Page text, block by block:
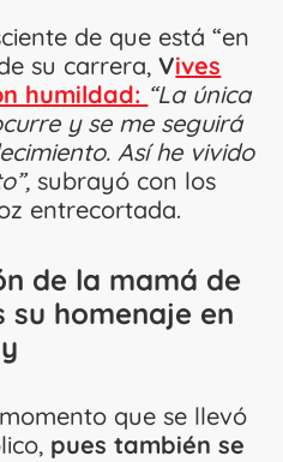
de que está “en
su carrera, Vives
humildad: “La única
y se me seguirá
Así he vivido
subrayó con los
entrecortada.
de la mamá de
su homenaje en
que se llevó
pues también se